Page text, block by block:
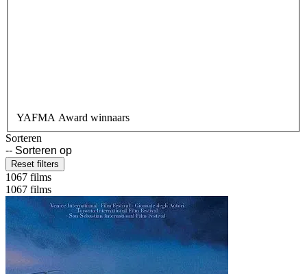
YAFMA Award winnaars
Sorteren
Reset filters
1067 films
1067 films